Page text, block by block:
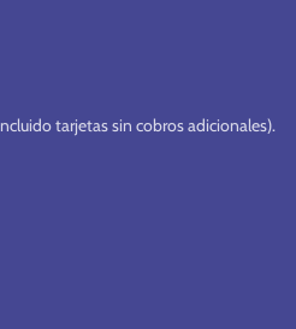
tarjetas sin cobros adicionales).